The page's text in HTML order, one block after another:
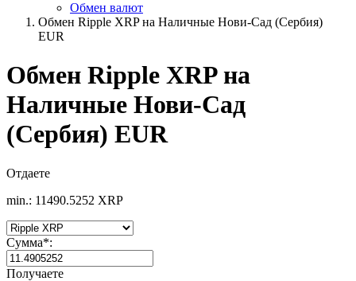
Обмен валют
Обмен Ripple XRP на Наличные Нови-Сад (Сербия)
EUR
Обмен Ripple XRP на
Наличные Нови-Сад
(Сербия) EUR
Отдаете
min.: 11490.5252 XRP
Сумма*:
Получаете